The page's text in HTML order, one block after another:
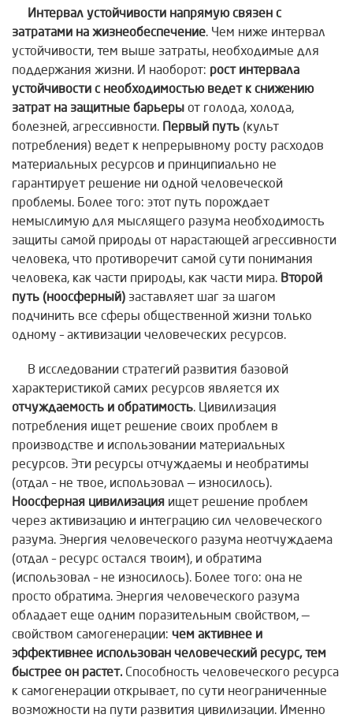
Интервал устойчивости напрямую связен с
затратами на жизнеобеспечение. Чем ниже интервал
устойчивости, тем выше затраты, необходимые для
поддержания жизни. И наоборот: рост интервала
устойчивости с необходимостью ведет к снижению
затрат на защитные барьеры от голода, холода,
болезней, агрессивности. Первый путь (культ
потребления) ведет к непрерывному росту расходов
материальных ресурсов и принципиально не
гарантирует решение ни одной человеческой
проблемы. Более того: этот путь порождает
немыслимую для мыслящего разума необходимость
защиты самой природы от нарастающей агрессивности
человека, что противоречит самой сути понимания
человека, как части природы, как части мира. Второй
путь (ноосферный) заставляет шаг за шагом
подчинить все сферы общественной жизни только
одному – активизации человеческих ресурсов.
В исследовании стратегий развития базовой
характеристикой самих ресурсов является их
отчуждаемость и обратимость. Цивилизация
потребления ищет решение своих проблем в
производстве и использовании материальных
ресурсов. Эти ресурсы отчуждаемы и необратимы
(отдал – не твое, использовал — износилось).
Ноосферная цивилизация ищет решение проблем
через активизацию и интеграцию сил человеческого
разума. Энергия человеческого разума неотчуждаема
(отдал – ресурс остался твоим), и обратима
(использовал – не износилось). Более того: она не
просто обратима. Энергия человеческого разума
обладает еще одним поразительным свойством, —
свойством самогенерации: чем активнее и
эффективнее использован человеческий ресурс, тем
быстрее он растет. Способность человеческого ресурса
к самогенерации открывает, по сути неограниченные
возможности на пути развития цивилизации. Именно